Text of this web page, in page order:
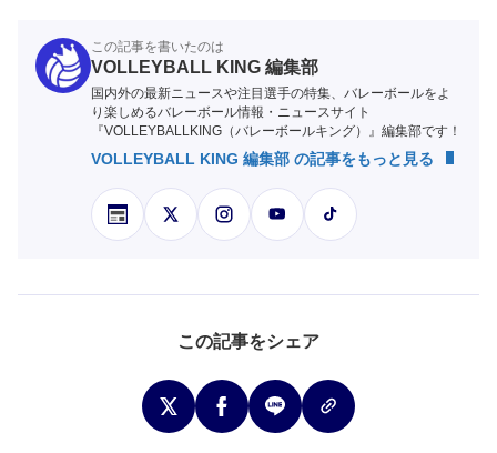
この記事を書いたのは
VOLLEYBALL KING 編集部
国内外の最新ニュースや注目選手の特集、バレーボールをよ
り楽しめるバレーボール情報・ニュースサイト
『VOLLEYBALLKING（バレーボールキング）』編集部です！
VOLLEYBALL KING 編集部 の記事をもっと見る
この記事をシェア